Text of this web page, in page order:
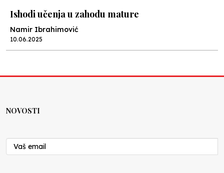
Ishodi učenja u zahodu mature
Namir Ibrahimović
10.06.2025
Nenad Veličković
29.10.2024
NOVOSTI